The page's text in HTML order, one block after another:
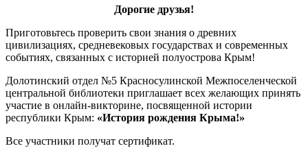
Дорогие друзья!
Приготовьтесь проверить свои знания о древних
цивилизациях, средневековых государствах и современных
событиях, связанных с историей полуострова Крым!
Долотинский отдел №5 Красносулинской Межпоселенческой
центральной библиотеки приглашает всех желающих принять
участие в онлайн-викторине, посвященной истории
республики Крым: «История рождения Крыма!»
Все участники получат сертификат.